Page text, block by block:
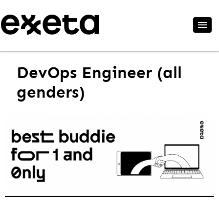
DevOps Engineer (all
genders)